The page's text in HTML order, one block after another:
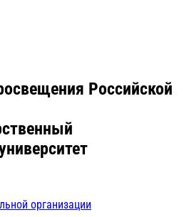
Российской
организации